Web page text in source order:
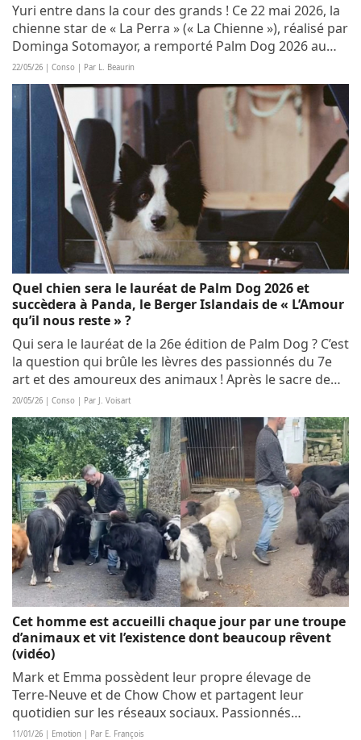
Yuri entre dans la cour des grands ! Ce 22 mai 2026, la
chienne star de « La Perra » (« La Chienne »), réalisé par
Dominga Sotomayor, a remporté Palm Dog 2026 au
Festival de Cannes. Grâce à une prestation
extrêmement touchante, elle succède à...
22/05/26 | Conso | Par L. Beaurin
Quel chien sera le lauréat de Palm Dog 2026 et
succèdera à Panda, le Berger Islandais de « L’Amour
qu’il nous reste » ?
Qui sera le lauréat de la 26e édition de Palm Dog ? C’est
la question qui brûle les lèvres des passionnés du 7e
art et des amoureux des animaux ! Après le sacre de
Panda en 2025, le Berger Islandais du film « L’Amour
qu’il nous reste » (« The...
20/05/26 | Conso | Par J. Voisart
Cet homme est accueilli chaque jour par une troupe
d’animaux et vit l’existence dont beaucoup rêvent
(vidéo)
Mark et Emma possèdent leur propre élevage de
Terre-Neuve et de Chow Chow et partagent leur
quotidien sur les réseaux sociaux. Passionnés
d’animaux en tous genres, ils vivent la vie dont ils
11/01/26 | Emotion | Par E. François